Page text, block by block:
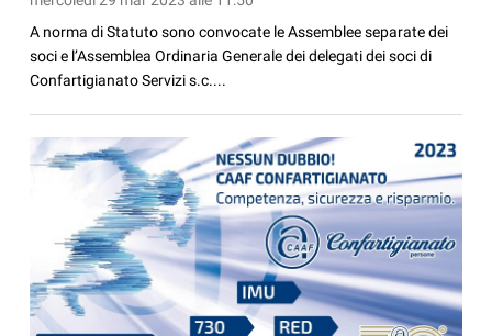
A norma di Statuto sono convocate le Assemblee separate dei
soci e l’Assemblea Ordinaria Generale dei delegati dei soci di
Confartigianato Servizi s.c....